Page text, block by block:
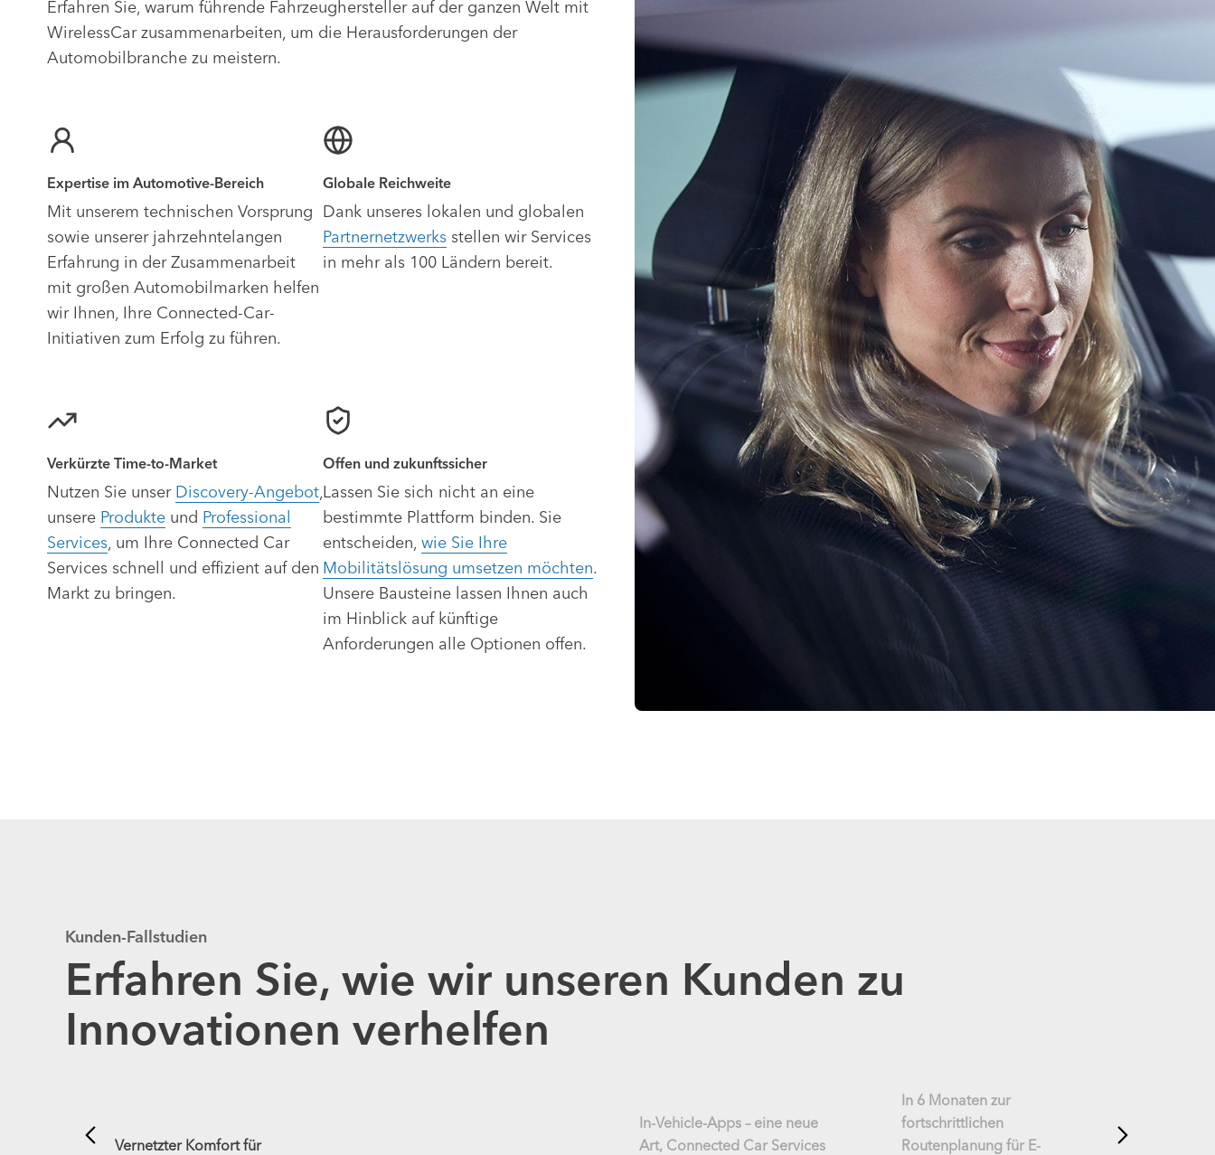
Erfahren Sie, warum führende Fahrzeughersteller auf der ganzen Welt mit
WirelessCar zusammenarbeiten, um die Herausforderungen der
Automobilbranche zu meistern.
Expertise im Automotive-Bereich
Mit unserem technischen Vorsprung
sowie unserer jahrzehntelangen
Erfahrung in der Zusammenarbeit
mit großen Automobilmarken helfen
wir Ihnen, Ihre Connected-Car-
Initiativen zum Erfolg zu führen.
Globale Reichweite
Dank unseres lokalen und globalen
Partnernetzwerks stellen wir Services
in mehr als 100 Ländern bereit.
Verkürzte Time-to-Market
Nutzen Sie unser Discovery-Angebot,
unsere Produkte und Professional
Services, um Ihre Connected Car
Services schnell und effizient auf den
Markt zu bringen.
Offen und zukunftssicher
Lassen Sie sich nicht an eine
bestimmte Plattform binden. Sie
entscheiden, wie Sie Ihre
Mobilitätslösung umsetzen möchten.
Unsere Bausteine lassen Ihnen auch
im Hinblick auf künftige
Anforderungen alle Optionen offen.
Kunden-Fallstudien
Erfahren Sie, wie wir unseren Kunden zu
Innovationen verhelfen
Vernetzter Komfort für
In-Vehicle-Apps – eine neue
Art, Connected Car Services
In 6 Monaten zur
fortschrittlichen
Routenplanung für E-